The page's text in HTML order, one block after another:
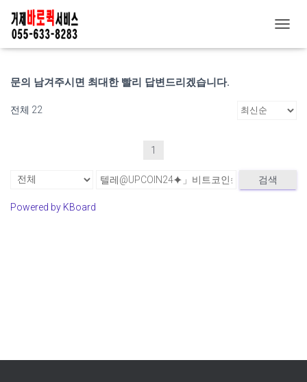
비
글
고객 게시판
문의 남겨주시면 최대한 빨리 답변드리겠습니다.
전체 22
1
검색
Powered by KBoard